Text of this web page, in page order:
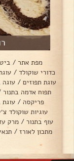
מפת אתר /
כדורי שוקולד /
עוגת תפוזים /
תפוח אדמה בתנור
פריקסה / עוגת
עוגיות שוקולד
עוף בתנור / מרק
מתכון לאורז /